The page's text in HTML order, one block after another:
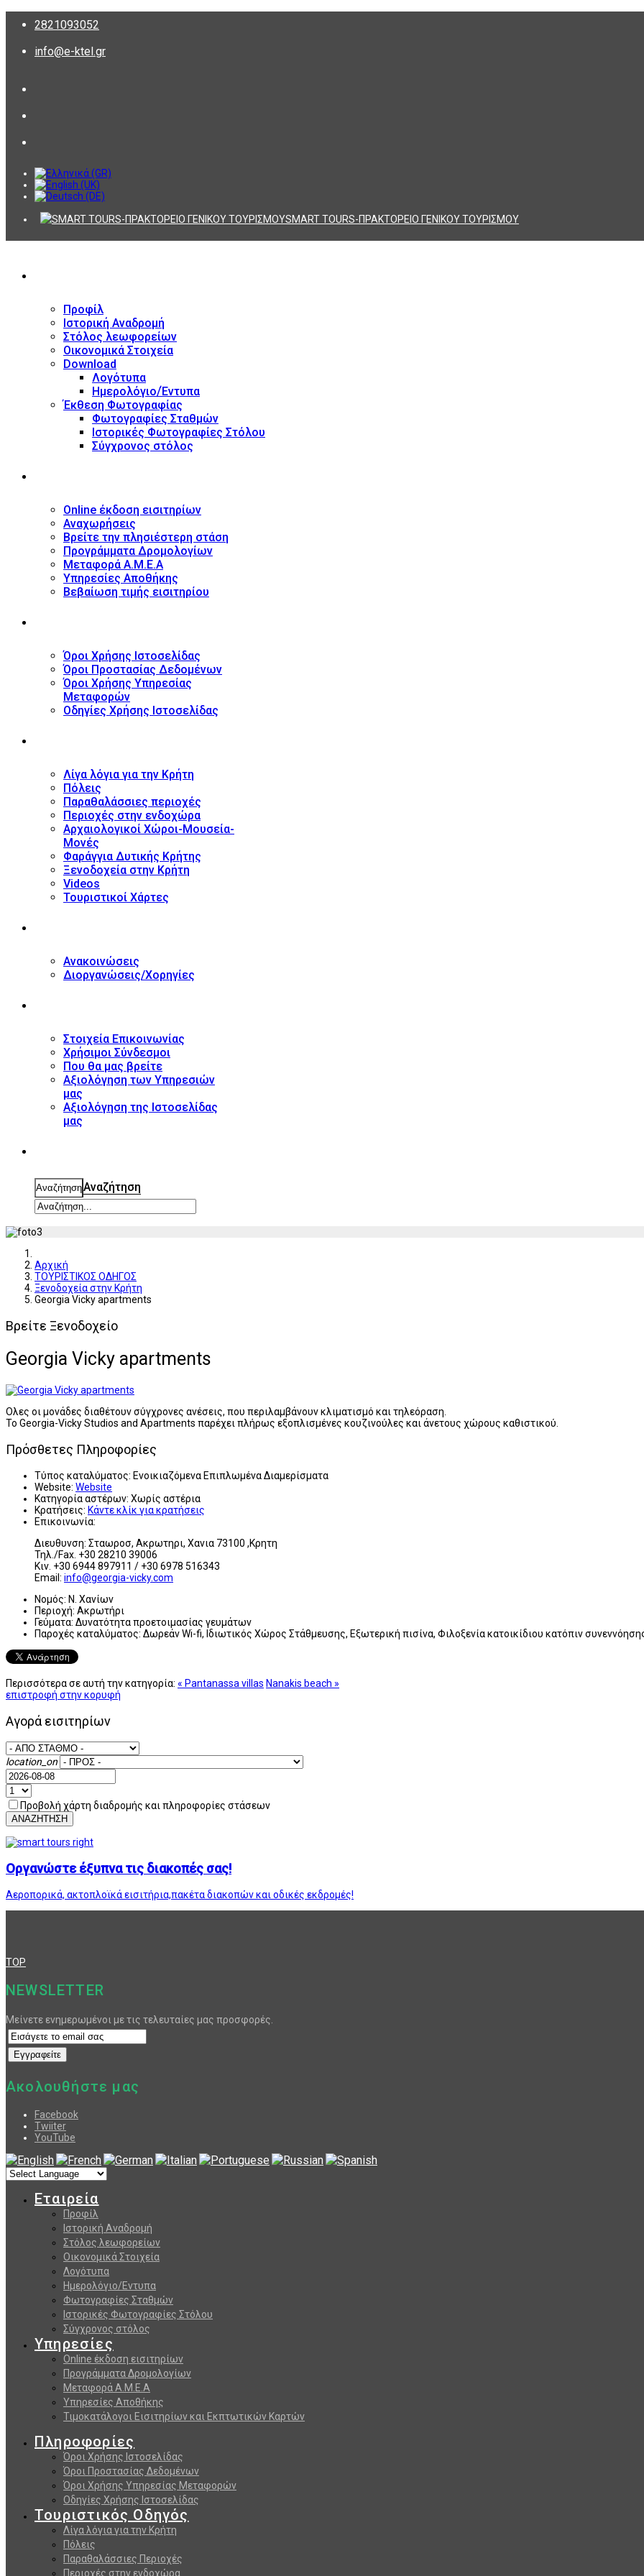
2821093052
info@e-ktel.gr
SMART TOURS-ΠΡΑΚΤΟΡΕΙΟ ΓΕΝΙΚΟΥ ΤΟΥΡΙΣΜΟΥ
Προφίλ
Ιστορική Αναδρομή
Στόλος λεωφορείων
Οικονομικά Στοιχεία
Download
Λογότυπα
Ημερολόγιο/Έντυπα
Έκθεση Φωτογραφίας
Φωτογραφίες Σταθμών
Ιστορικές Φωτογραφίες Στόλου
Σύγχρονος στόλος
Online έκδοση εισιτηρίων
Αναχωρήσεις
Βρείτε την πλησιέστερη στάση
Προγράμματα Δρομολογίων
Μεταφορά Α.Μ.Ε.Α
Υπηρεσίες Αποθήκης
Βεβαίωση τιμής εισιτηρίου
Όροι Χρήσης Ιστοσελίδας
Όροι Προστασίας Δεδομένων
Όροι Χρήσης Υπηρεσίας
Μεταφορών
Οδηγίες Χρήσης Ιστοσελίδας
Λίγα λόγια για την Κρήτη
Πόλεις
Παραθαλάσσιες περιοχές
Περιοχές στην ενδοχώρα
Αρχαιολογικοί Χώροι-Μουσεία-
Μονές
Φαράγγια Δυτικής Κρήτης
Ξενοδοχεία στην Κρήτη
Videos
Τουριστικοί Χάρτες
Ανακοινώσεις
Διοργανώσεις/Χορηγίες
Στοιχεία Επικοινωνίας
Χρήσιμοι Σύνδεσμοι
Που θα μας βρείτε
Αξιολόγηση των Υπηρεσιών
μας
Αξιολόγηση της Ιστοσελίδας
μας
ΑναζήτησηΑναζήτηση
Αρχική
ΤΟΥΡΙΣΤΙΚΟΣ ΟΔΗΓΟΣ
Ξενοδοχεία στην Κρήτη
Georgia Vicky apartments
Βρείτε Ξενοδοχείο
Georgia Vicky apartments
Oλες οι μονάδες διαθέτουν σύγχρονες ανέσεις, που περιλαμβάνουν κλιματισμό και τηλεόραση.
Το Georgia-Vicky Studios and Apartments παρέχει πλήρως εξοπλισμένες κουζινούλες και άνετους χώρους καθιστικού.
Πρόσθετες Πληροφορίες
Τύπος καταλύματος: Ενοικιαζόμενα Επιπλωμένα Διαμερίσματα
Website: Website
Κατηγορία αστέρων: Χωρίς αστέρια
Κρατήσεις: Κάντε κλίκ για κρατήσεις
Επικοινωνία:
Διευθυνση: Σταωροσ, Ακρωτηρι, Χανια 73100 ,Κρητη
Τηλ./Fax. +30 28210 39006
Κιν. +30 6944 897911 / +30 6978 516343
Email: info@georgia-vicky.com
Νομός: Ν. Χανίων
Περιοχή: Ακρωτήρι
Γεύματα: Δυνατότητα προετοιμασίας γευμάτων
Παροχές καταλύματος: Δωρεάν Wi-fi, Ιδιωτικός Χώρος Στάθμευσης, Εξωτερική πισίνα, Φιλοξενία κατοικίδιου κατόπιν
Περισσότερα σε αυτή την κατηγορία: « Pantanassa villas Nanakis beach »
επιστροφή στην κορυφή
Αγορά εισιτηρίων
location_on
Προβολή χάρτη διαδρομής και πληροφορίες στάσεων
ΑΝΑΖΗΤΗΣΗ
Οργανώστε έξυπνα τις διακοπές σας!
Αεροπορικά, ακτοπλοϊκά εισιτήρια,πακέτα διακοπών και οδικές εκδρομές!
TOP
NEWSLETTER
Μείνετε ενημερωμένοι με τις τελευταίες μας προσφορές.
Ακολουθήστε μας
Facebook
Twiiter
YouTube
Εταιρεία
Προφίλ
Ιστορική Αναδρομή
Στόλος λεωφορείων
Οικονομικά Στοιχεία
Λογότυπα
Ημερολόγιο/Εντυπα
Φωτογραφίες Σταθμών
Ιστορικές Φωτογραφίες Στόλου
Σύγχρονος στόλος
Υπηρεσίες
Online έκδοση εισιτηρίων
Προγράμματα Δρομολογίων
Μεταφορά Α.Μ.Ε.Α
Υπηρεσίες Αποθήκης
Τιμοκατάλογοι Εισιτηρίων και Εκπτωτικών Καρτών
Πληροφορίες
Όροι Χρήσης Ιστοσελίδας
Όροι Προστασίας Δεδομένων
Όροι Χρήσης Υπηρεσίας Μεταφορών
Οδηγίες Χρήσης Ιστοσελίδας
Τουριστικός Οδηγός
Λίγα λόγια για την Κρήτη
Πόλεις
Παραθαλάσσιες Περιοχές
Περιοχές στην ενδοχώρα